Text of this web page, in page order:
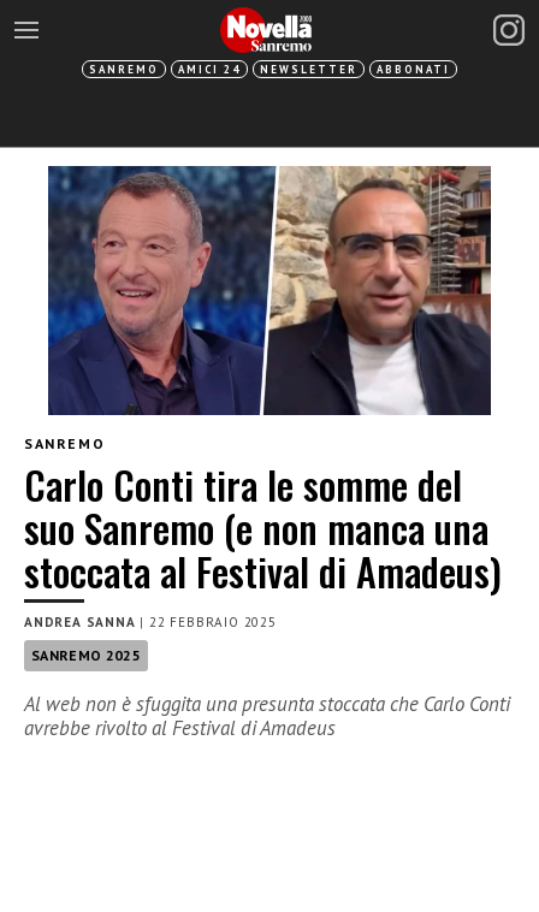
SANREMO AMICI 24 NEWSLETTER ABBONATI
SANREMO
Carlo Conti tira le somme del
suo Sanremo (e non manca una
stoccata al Festival di Amadeus)
ANDREA SANNA |22 FEBBRAIO 2025
SANREMO 2025
Al web non è sfuggita una presunta stoccata che Carlo Conti
avrebbe rivolto al Festival di Amadeus